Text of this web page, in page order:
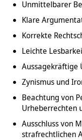
Unmittelbarer
Klare
Korrekte
Leichte
Aussagekräftige
Zynismus und
Beachtung von
Urheberrechten
Ausschluss von
strafrechtlichen